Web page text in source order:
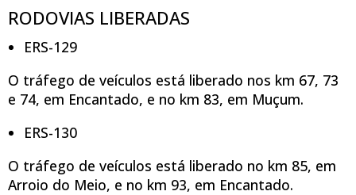
RODOVIAS LIBERADAS
ERS-129
O tráfego de veículos está liberado nos km 67, 73
e 74, em Encantado, e no km 83, em Muçum.
ERS-130
O tráfego de veículos está liberado no km 85, em
Arroio do Meio, e no km 93, em Encantado.